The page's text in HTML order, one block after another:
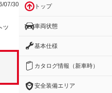
07/30 トップ
車両状態
基本仕様
カタログ情報（新車時）
安全装備エリア